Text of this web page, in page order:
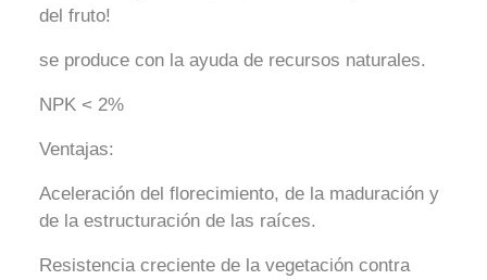
del fruto!
se produce con la ayuda de recursos naturales.
NPK < 2%
Ventajas:
Aceleración del florecimiento, de la maduración y
de la estructuración de las raíces.
Resistencia creciente de la vegetación contra